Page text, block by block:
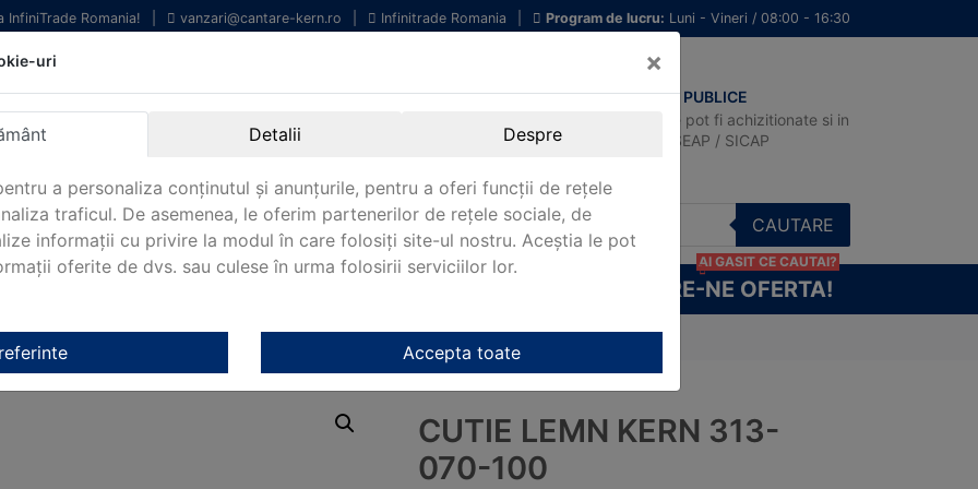
InfiniTrade Romania! vanzari@cantare-kern.ro Infinitrade Romania Program de lucru: Luni - Vineri / 08:00 - 16:30
profesionale
laborator.
Internationala.
Oriunde in Romania.
ACHIZITII PUBLICE
Produsele pot fi achizitionate si in
sistemul SEAP / SICAP
CAUTARE
CERE-NE OFERTA!
AI GASIT CE CAUTAI?
Kern/Cutii lemn Kern/ Cutie lemn KERN 313-070-100
CUTIE LEMN KERN 313-
070-100
uri ×
Detalii Despre
a personaliza conținutul și anunțurile, pentru a oferi funcții de rețele
traficul. De asemenea, le oferim partenerilor de rețele sociale, de
informații cu privire la modul în care folosiți site-ul nostru. Aceștia le pot
oferite de dvs. sau culese în urma folosirii serviciilor lor.
Accepta toate